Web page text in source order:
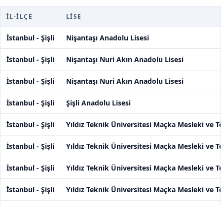
İL-İLÇE LISE
İstanbul - Şişli Nişantaşı Anadolu Lisesi
İstanbul - Şişli Nişantaşı Nuri Akın Anadolu Lisesi
İstanbul - Şişli Nişantaşı Nuri Akın Anadolu Lisesi
İstanbul - Şişli Şişli Anadolu Lisesi
İstanbul - Şişli Yıldız Teknik Üniversitesi Maçka Mesleki ve
İstanbul - Şişli Yıldız Teknik Üniversitesi Maçka Mesleki ve
İstanbul - Şişli Yıldız Teknik Üniversitesi Maçka Mesleki ve
İstanbul - Şişli Yıldız Teknik Üniversitesi Maçka Mesleki ve